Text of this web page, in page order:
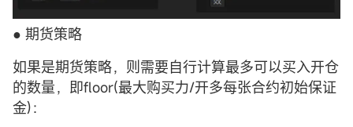
● 期货策略
如果是期货策略，则需要自行计算最多可以买入开仓
的数量，即floor(最大购买力/开多每张合约初始保证
金)：